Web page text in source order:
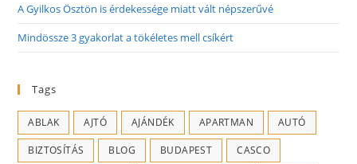
A Gyilkos Ösztön is érdekessége miatt vált népszerűvé
Mindössze 3 gyakorlat a tökéletes mell csíkért
Tags
ABLAK AJTÓ AJÁNDÉK APARTMAN AUTÓ
BIZTOSÍTÁS BLOG BUDAPEST CASCO